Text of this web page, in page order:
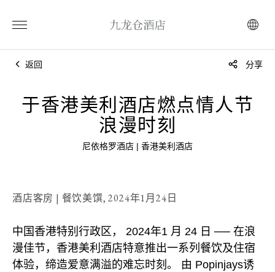
返回 分享
于香港美利酒店燃点情人节
浪漫时刻
尼依格罗酒店 | 香港美利酒店
酒店客房 | 餐饮美馔,2024年1月24日
中国香港特别行政区， 2024年1 月 24 日 ── 在浪
漫佳节，香港美利酒店特意推出一系列餐饮及住宿
体验，缔造爱意满溢的难忘时刻。 由 Popinjays诱